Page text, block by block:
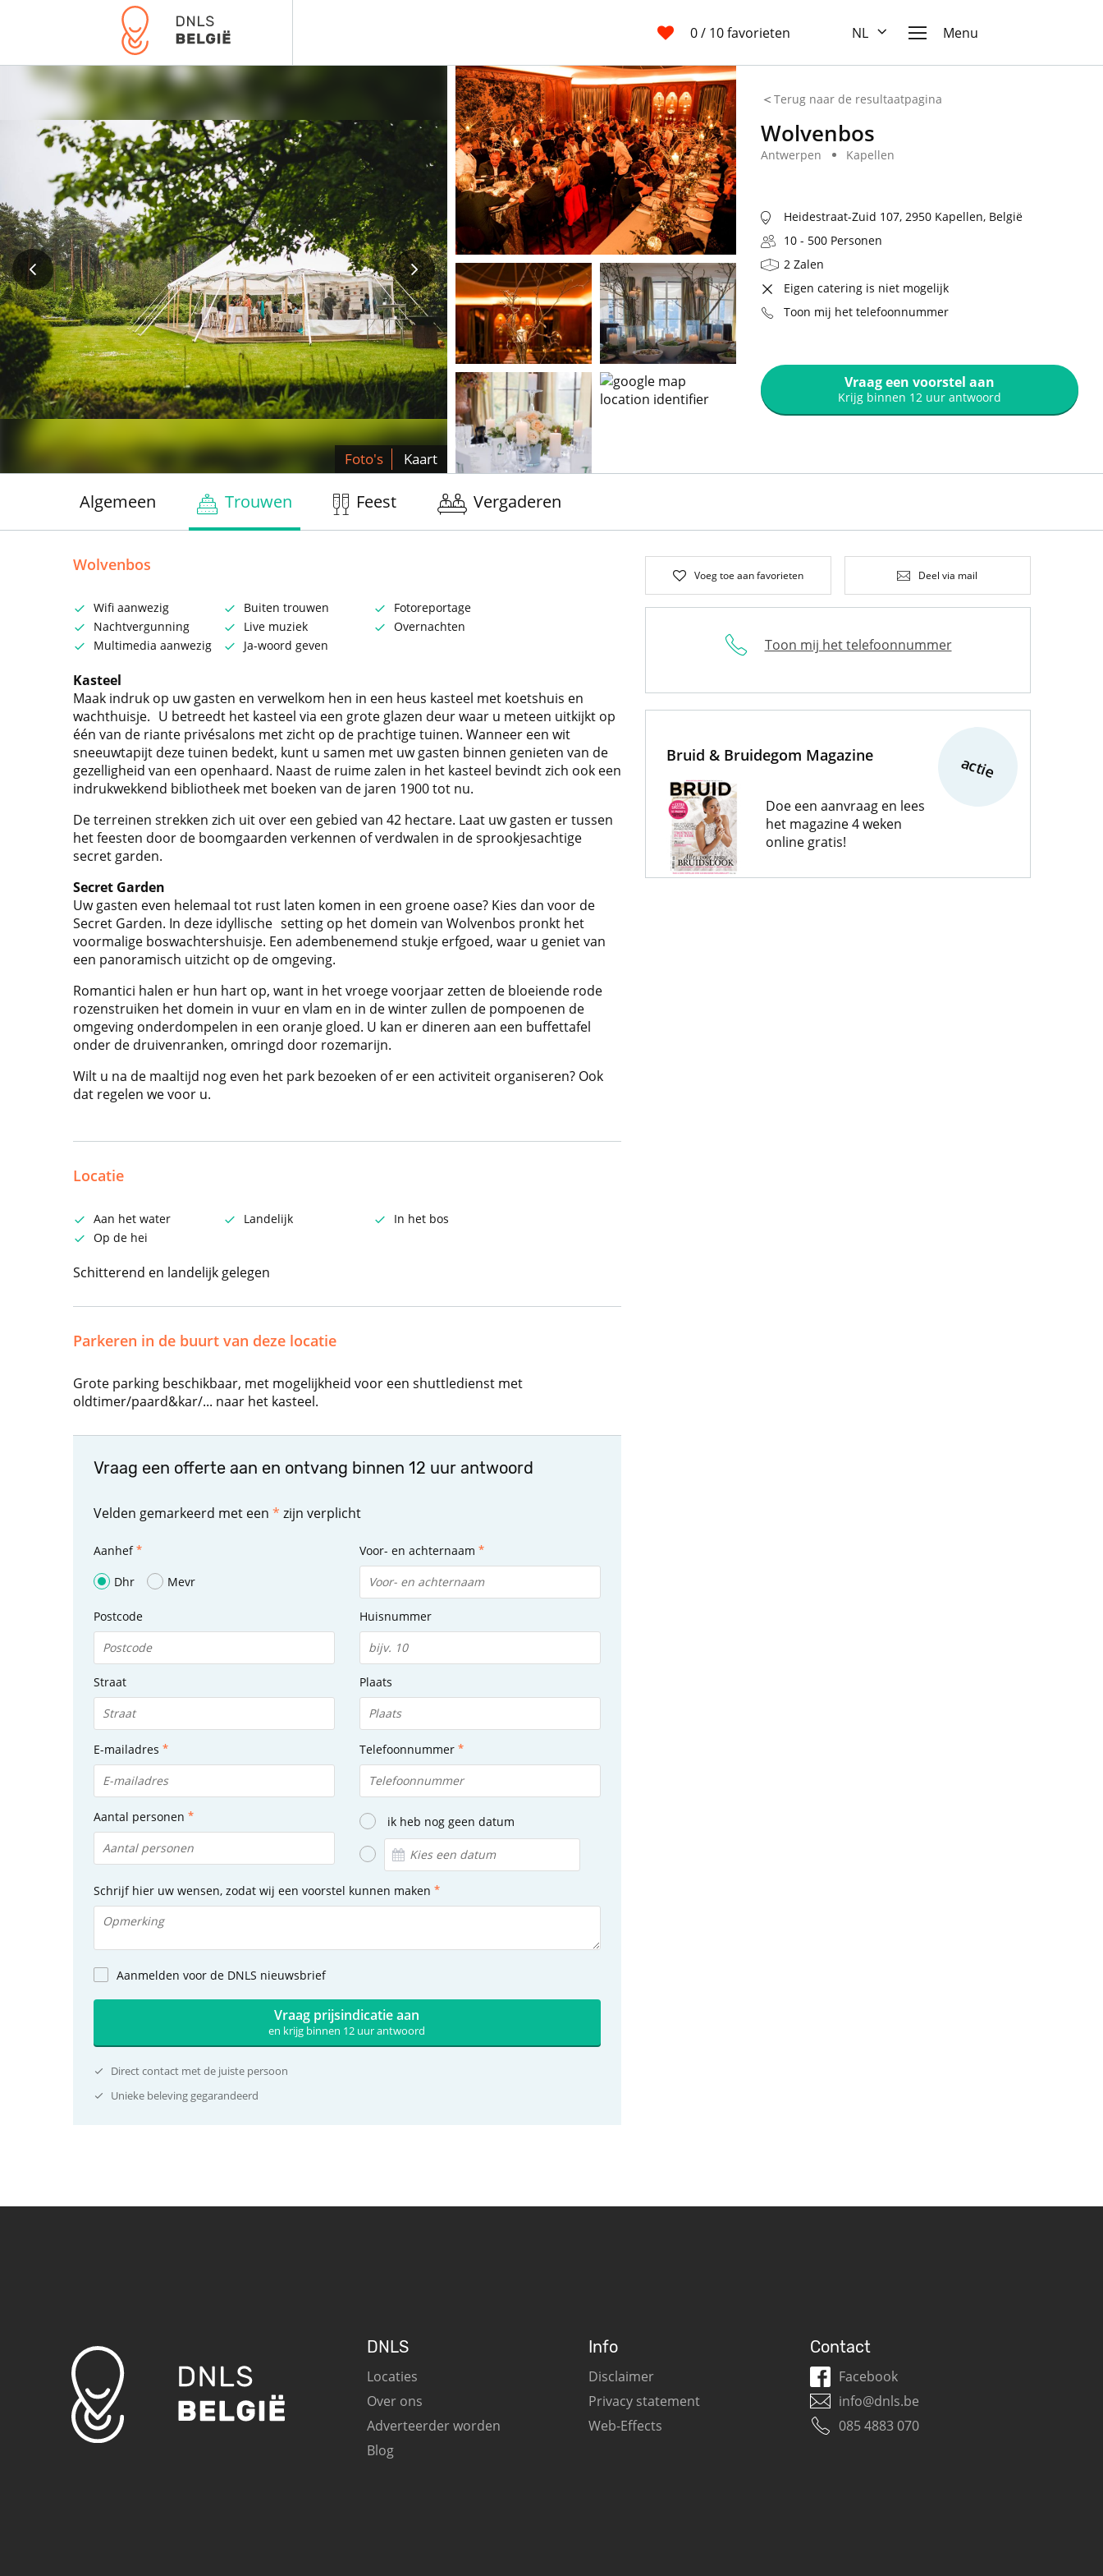
0/ 10 favorieten NL Menu
Foto's Kaart
Terug naar de resultaatpagina
Wolvenbos
Antwerpen Kapellen
Heidestraat-Zuid 107, 2950 Kapellen, België
10 - 500 Personen
2 Zalen
Eigen catering is niet mogelijk
Toon mij het telefoonnummer
Vraag een voorstel aan
Krijg binnen 12 uur antwoord
Algemeen Trouwen Feest Vergaderen
Wolvenbos
Wifi aanwezig Buiten trouwen
Fotoreportage
Nachtvergunning
Live muziek
Overnachten
Multimedia aanwezig
Ja-woord geven
Kasteel
Maak indruk op uw gasten en verwelkom hen in een heus kasteel met koetshuis en
wachthuisje. U betreedt het kasteel via een grote glazen deur waar u meteen uitkijkt op
één van de riante privésalons met zicht op de prachtige tuinen. Wanneer een wit
sneeuwtapijt deze tuinen bedekt, kunt u samen met uw gasten binnen genieten van de
gezelligheid van een openhaard. Naast de ruime zalen in het kasteel bevindt zich ook een
indrukwekkend bibliotheek met boeken van de jaren 1900 tot nu.
De terreinen strekken zich uit over een gebied van 42 hectare. Laat uw gasten er tussen
het feesten door de boomgaarden verkennen of verdwalen in de sprookjesachtige
secret garden.
Secret Garden
Uw gasten even helemaal tot rust laten komen in een groene oase? Kies dan voor de
Secret Garden. In deze idyllische setting op het domein van Wolvenbos pronkt het
voormalige boswachtershuisje. Een adembenemend stukje erfgoed, waar u geniet van
een panoramisch uitzicht op de omgeving.
Romantici halen er hun hart op, want in het vroege voorjaar zetten de bloeiende rode
rozenstruiken het domein in vuur en vlam en in de winter zullen de pompoenen de
omgeving onderdompelen in een oranje gloed. U kan er dineren aan een buffettafel
onder de druivenranken, omringd door rozemarijn.
Wilt u na de maaltijd nog even het park bezoeken of er een activiteit organiseren? Ook
dat regelen we voor u.
Locatie
Aan het water Landelijk
In het bos
Op de hei
Schitterend en landelijk gelegen
Parkeren in de buurt van deze locatie
Grote parking beschikbaar, met mogelijkheid voor een shuttledienst met
oldtimer/paard&kar/... naar het kasteel.
Vraag een offerte aan en ontvang binnen 12 uur antwoord
Velden gemarkeerd met een * zijn verplicht
Aanhef
Dhr
Mevr
Voor- en achternaam
Postcode Huisnummer
Straat Plaats
E-mailadres Telefoonnummer
Aantal personen ik heb nog geen datum
Schrijf hier uw wensen, zodat wij een voorstel kunnen maken
Aanmelden voor de DNLS nieuwsbrief
Vraag prijsindicatie aan
en krijg binnen 12 uur antwoord
Direct contact met de juiste persoon
Unieke beleving gegarandeerd
Voeg toe aan favorieten Deel via mail
Toon mij het telefoonnummer
Bruid & Bruidegom Magazine actie
Doe een aanvraag en lees
het magazine 4 weken
online gratis!
DNLS
Locaties
Over ons
Adverteerder worden
Blog
Info
Disclaimer
Privacy statement
Web-Effects
Contact
Facebook
info@dnls.be
085 4883 070